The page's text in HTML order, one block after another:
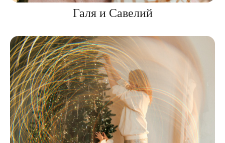
Галя и Савелий